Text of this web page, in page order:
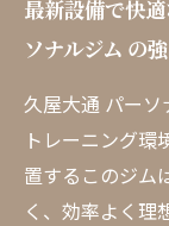
最新設備で快
ソナルジム の
久屋大通 パー
トレーニング環
置するこのジム
く、効率よく理